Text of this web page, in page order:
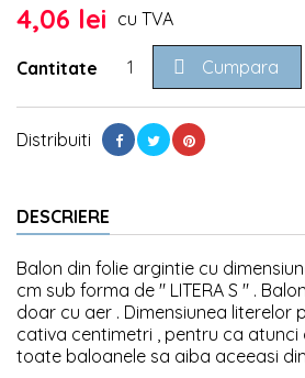
4,06 lei cu TVA
Cantitate  Cumpara
Distribuiti
DESCRIERE
Balon din folie argintie cu
cm sub forma de " LITERA S " .
doar cu aer . Dimensiunea literelor
cativa centimetri , pentru ca atunci
toate baloanele sa aiba aceeasi